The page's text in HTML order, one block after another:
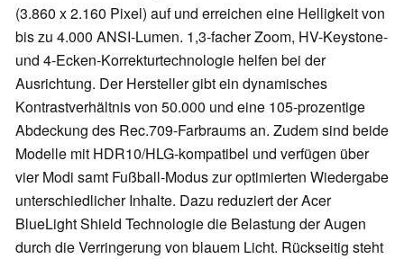
(3.860 x 2.160 Pixel) auf und erreichen eine Helligkeit von
bis zu 4.000 ANSI-Lumen. 1,3-facher Zoom, HV-Keystone-
und 4-Ecken-Korrekturtechnologie helfen bei der
Ausrichtung. Der Hersteller gibt ein dynamisches
Kontrastverhältnis von 50.000 und eine 105-prozentige
Abdeckung des Rec.709-Farbraums an. Zudem sind beide
Modelle mit HDR10/HLG-kompatibel und verfügen über
vier Modi samt Fußball-Modus zur optimierten Wiedergabe
unterschiedlicher Inhalte. Dazu reduziert der Acer
BlueLight Shield Technologie die Belastung der Augen
durch die Verringerung von blauem Licht. Rückseitig steht